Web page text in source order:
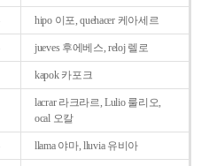
hipo 이포, quehacer 케아세르
jueves 후에베스, reloj 렐로
kapok 카포크
lacrar 라크라르, Lulio 룰리오,
ocal 오칼
llama 야마, lluvia 유비아